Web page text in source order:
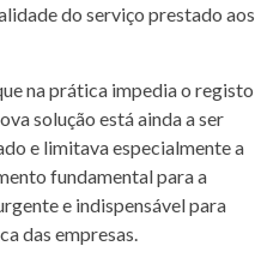
do serviço prestado aos
na prática impedia o registo
solução está ainda a ser
e limitava especialmente a
fundamental para a
e indispensável para
das empresas.